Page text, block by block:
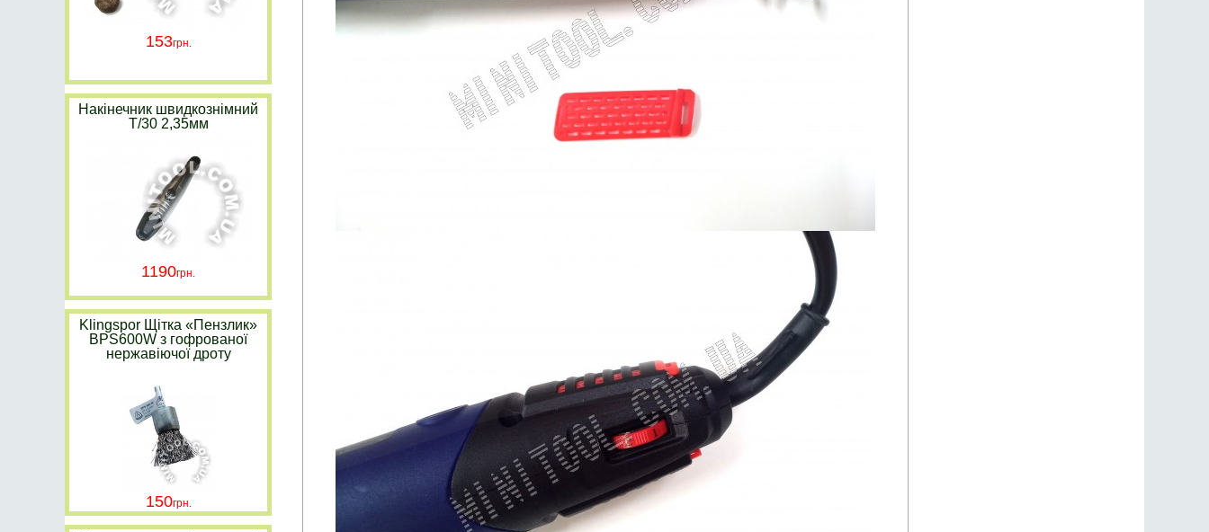
153
Накінечник швидкознімний
Т/30 2,35мм
1190
Klingspor Щітка «Пензлик»
BPS600W з гофрованої
нержавіючої дроту
150